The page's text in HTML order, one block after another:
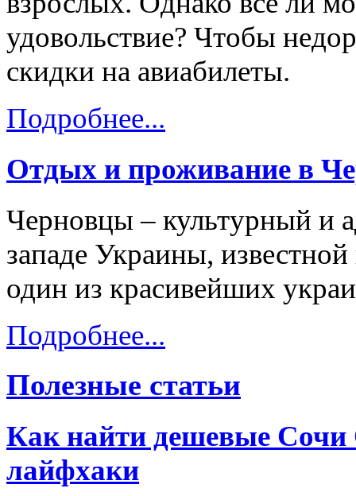
удовольствие? Чтобы
скидки на авиабилеты.
Подробнее...
Отдых и проживание в
Черновцы – культурный и
западе Украины,
один из красивейших
Подробнее...
Полезные статьи
Как найти дешевые
лайфхаки